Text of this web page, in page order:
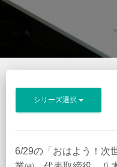
シリーズ選択
6/29の「おはよう！次